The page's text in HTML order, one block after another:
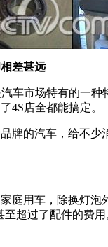
差甚远
车市场特有的一
4S店全都能搞定。
牌的汽车，给不
庭用车，除换灯
超过了配件的费用